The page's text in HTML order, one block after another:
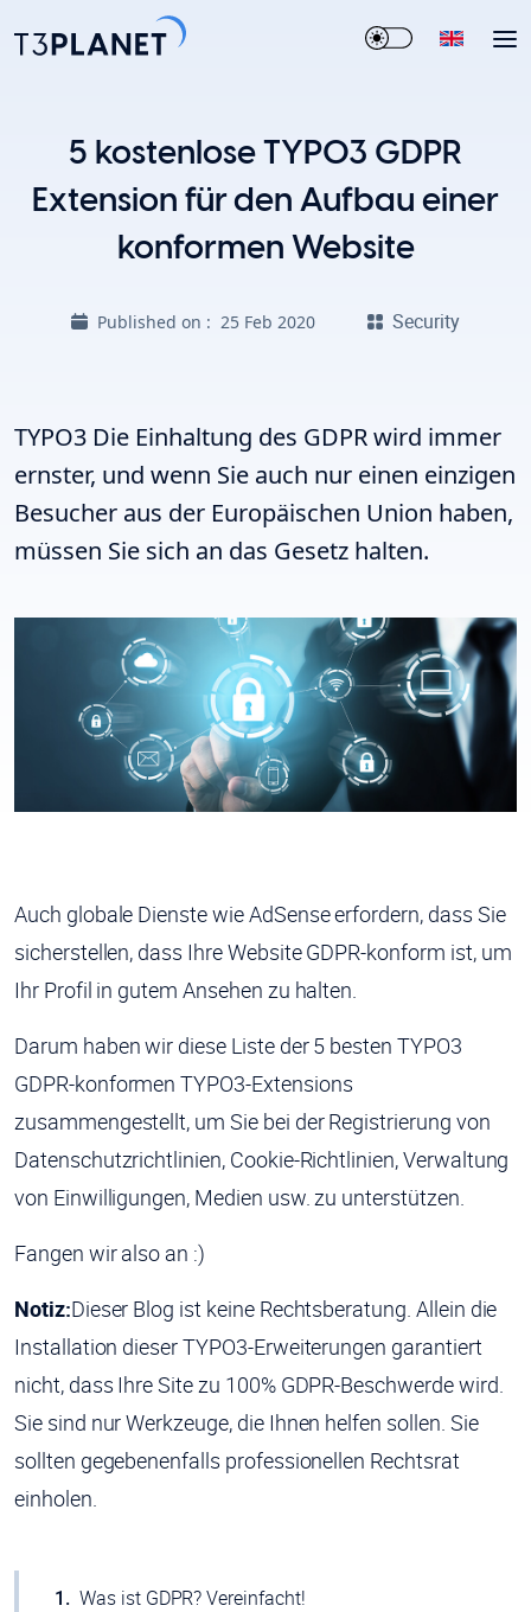
5 kostenlose TYPO3 GDPR
Extension für den Aufbau einer
konformen Website
Published on : 25 Feb 2020 Security
TYPO3 Die Einhaltung des GDPR wird immer
ernster, und wenn Sie auch nur einen einzigen
Besucher aus der Europäischen Union haben,
müssen Sie sich an das Gesetz halten.
Auch globale Dienste wie AdSense erfordern, dass Sie
sicherstellen, dass Ihre Website GDPR-konform ist, um
Ihr Profil in gutem Ansehen zu halten.
Darum haben wir diese Liste der 5 besten TYPO3
GDPR-konformen TYPO3-Extensions
zusammengestellt, um Sie bei der Registrierung von
Datenschutzrichtlinien, Cookie-Richtlinien, Verwaltung
von Einwilligungen, Medien usw. zu unterstützen.
Fangen wir also an :)
Notiz:Dieser Blog ist keine Rechtsberatung. Allein die
Installation dieser TYPO3-Erweiterungen garantiert
nicht, dass Ihre Site zu 100% GDPR-Beschwerde wird.
Sie sind nur Werkzeuge, die Ihnen helfen sollen. Sie
sollten gegebenenfalls professionellen Rechtsrat
einholen.
Was ist GDPR? Vereinfacht!